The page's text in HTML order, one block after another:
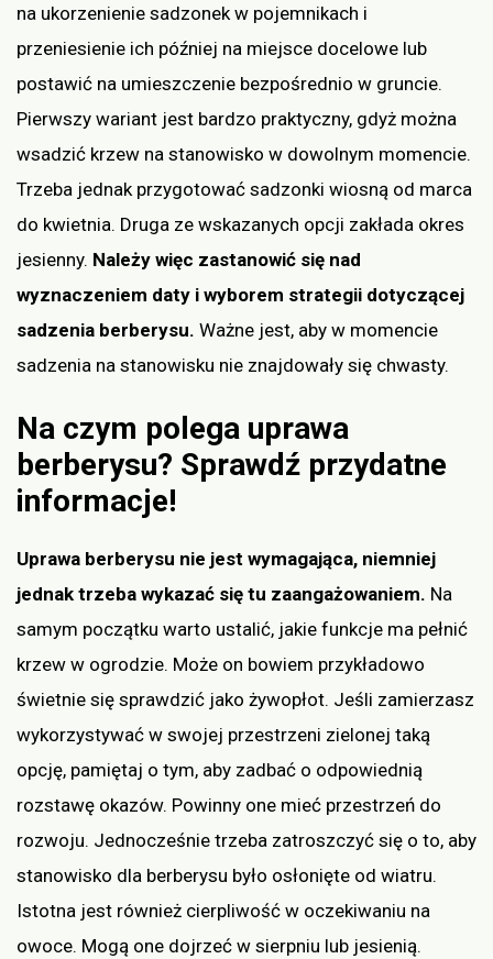
na ukorzenienie sadzonek w pojemnikach i
przeniesienie ich później na miejsce docelowe lub
postawić na umieszczenie bezpośrednio w gruncie.
Pierwszy wariant jest bardzo praktyczny, gdyż można
wsadzić krzew na stanowisko w dowolnym momencie.
Trzeba jednak przygotować sadzonki wiosną od marca
do kwietnia. Druga ze wskazanych opcji zakłada okres
jesienny. Należy więc zastanowić się nad
wyznaczeniem daty i wyborem strategii dotyczącej
sadzenia berberysu. Ważne jest, aby w momencie
sadzenia na stanowisku nie znajdowały się chwasty.
Na czym polega uprawa
berberysu? Sprawdź przydatne
informacje!
Uprawa berberysu nie jest wymagająca, niemniej
jednak trzeba wykazać się tu zaangażowaniem. Na
samym początku warto ustalić, jakie funkcje ma pełnić
krzew w ogrodzie. Może on bowiem przykładowo
świetnie się sprawdzić jako żywopłot. Jeśli zamierzasz
wykorzystywać w swojej przestrzeni zielonej taką
opcję, pamiętaj o tym, aby zadbać o odpowiednią
rozstawę okazów. Powinny one mieć przestrzeń do
rozwoju. Jednocześnie trzeba zatroszczyć się o to, aby
stanowisko dla berberysu było osłonięte od wiatru.
Istotna jest również cierpliwość w oczekiwaniu na
owoce. Mogą one dojrzeć w sierpniu lub jesienią.